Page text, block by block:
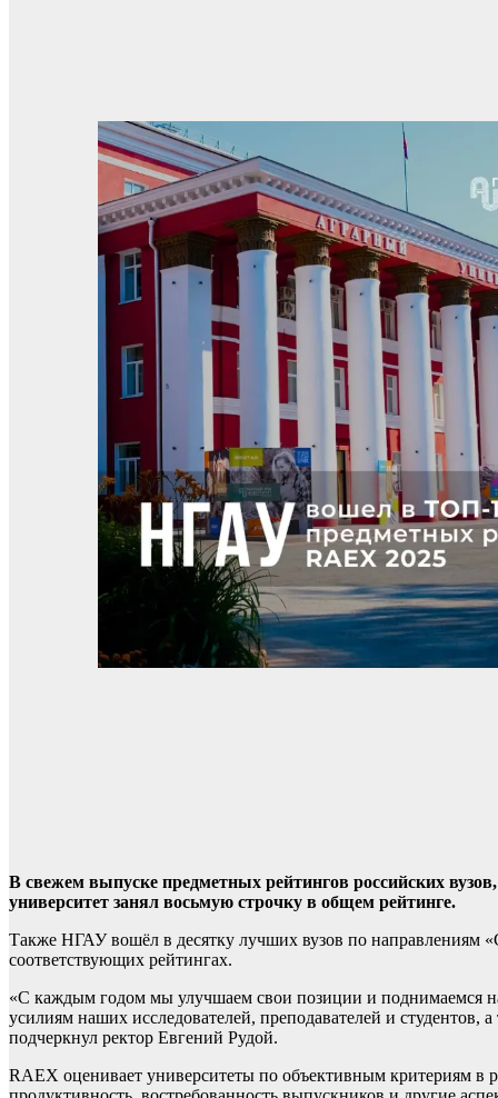
В свежем выпуске предметных рейтингов российских
университет занял восьмую строчку в общем рейтинге.
Также НГАУ вошёл в десятку лучших вузов по направлениям
соответствующих рейтингах.
«С каждым годом мы улучшаем свои позиции и поднимаемся
усилиям наших исследователей, преподавателей и
подчеркнул ректор Евгений Рудой.
RAEX оценивает университеты по объективным критериям в